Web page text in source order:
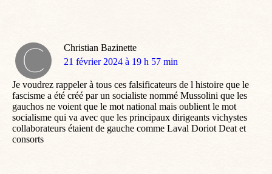
Christian Bazinette
dit
21 février 2024 à 19 h 57 min
Je voudrez rappeler à tous ces falsificateurs de l histoire que le
fascisme a été créé par un socialiste nommé Mussolini que les
gauchos ne voient que le mot national mais oublient le mot
socialisme qui va avec que les principaux dirigeants vichystes
collaborateurs étaient de gauche comme Laval Doriot Deat et
consorts